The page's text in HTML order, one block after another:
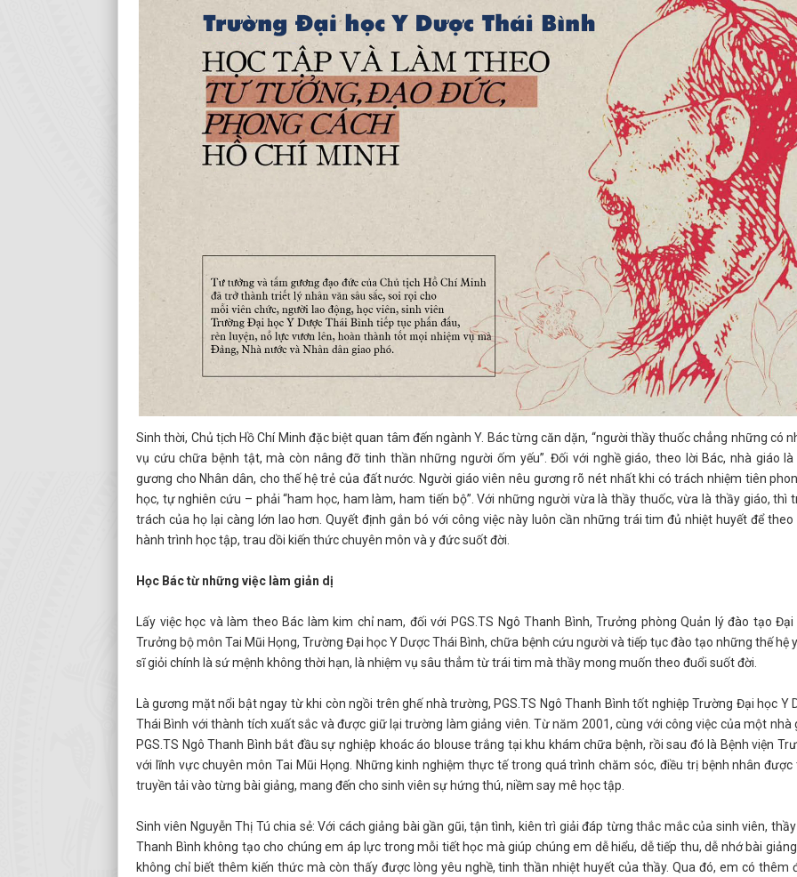
Sinh thời, Chủ tịch Hồ Chí Minh đặc biệt quan tâm đến ngành Y. Bác từng căn dặn, “người thầy thuốc chẳng những có
vụ cứu chữa bệnh tật, mà còn nâng đỡ tinh thần những người ốm yếu”. Đối với nghề giáo, theo lời Bác, nhà giáo
gương cho Nhân dân, cho thế hệ trẻ của đất nước. Người giáo viên nêu gương rõ nét nhất khi có trách nhiệm tiên
học, tự nghiên cứu – phải “ham học, ham làm, ham tiến bộ”. Với những người vừa là thầy thuốc, vừa là thầy giáo, thì
trách của họ lại càng lớn lao hơn. Quyết định gắn bó với công việc này luôn cần những trái tim đủ nhiệt huyết để theo
hành trình học tập, trau dồi kiến thức chuyên môn và y đức suốt đời.
Học Bác từ những việc làm giản dị
Lấy việc học và làm theo Bác làm kim chỉ nam, đối với PGS.TS Ngô Thanh Bình, Trưởng phòng Quản lý đào tạo Đại
Trưởng bộ môn Tai Mũi Họng, Trường Đại học Y Dược Thái Bình, chữa bệnh cứu người và tiếp tục đào tạo những thế hệ
sĩ giỏi chính là sứ mệnh không thời hạn, là nhiệm vụ sâu thẳm từ trái tim mà thầy mong muốn theo đuổi suốt đời.
Là gương mặt nổi bật ngay từ khi còn ngồi trên ghế nhà trường, PGS.TS Ngô Thanh Bình tốt nghiệp Trường Đại học Y
Thái Bình với thành tích xuất sắc và được giữ lại trường làm giảng viên. Từ năm 2001, cùng với công việc của một nhà
PGS.TS Ngô Thanh Bình bắt đầu sự nghiệp khoác áo blouse trắng tại khu khám chữa bệnh, rồi sau đó là Bệnh viện
với lĩnh vực chuyên môn Tai Mũi Họng. Những kinh nghiệm thực tế trong quá trình chăm sóc, điều trị bệnh nhân được
truyền tải vào từng bài giảng, mang đến cho sinh viên sự hứng thú, niềm say mê học tập.
Sinh viên Nguyễn Thị Tú chia sẻ: Với cách giảng bài gần gũi, tận tình, kiên trì giải đáp từng thắc mắc của sinh viên,
Thanh Bình không tạo cho chúng em áp lực trong mỗi tiết học mà giúp chúng em dễ hiểu, dễ tiếp thu, dễ nhớ bài
không chỉ biết thêm kiến thức mà còn thấy được lòng yêu nghề, tinh thần nhiệt huyết của thầy. Qua đó, em có thêm